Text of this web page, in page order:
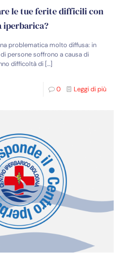
le tue ferite difficili con
iperbarica?
problematica molto diffusa: in
persone soffrono a causa di
difficoltà di […]
0 Leggi di più